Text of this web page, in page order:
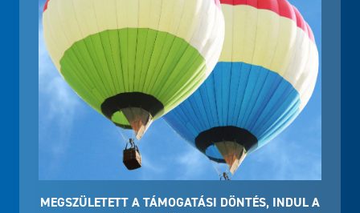
MEGSZÜLETETT A TÁMOGATÁSI DÖNTÉS, INDUL A